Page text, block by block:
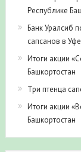
Республике
Банк Уралсиб
сапсанов в
Итоги акции
Башкортостан
Три птенца
Итоги акции
Башкортостан